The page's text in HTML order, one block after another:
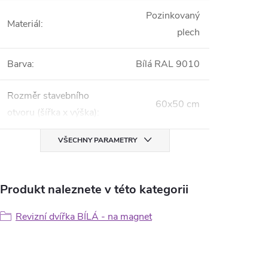
Materiál:
Pozinkovaný
plech
Barva: Bílá RAL 9010
Rozměr stavebního
otvoru (šířka x výška):
60x50 cm
VŠECHNY PARAMETRY
Produkt naleznete v této kategorii
Revizní dvířka BÍLÁ - na magnet